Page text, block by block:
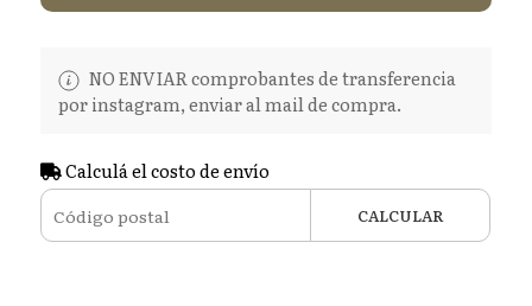
NO ENVIAR comprobantes de transferencia
por instagram, enviar al mail de compra.
Calculá el costo de envío
CALCULAR